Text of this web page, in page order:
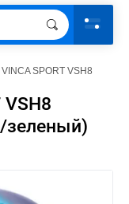
SPORT VSH8
зеленый)